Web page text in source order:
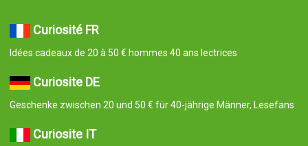
Curiosité FR
Idées cadeaux de 20 à 50 € hommes 40 ans lectrices
Curiosite DE
Geschenke zwischen 20 und 50 € für 40-jährige Männer, Lesefans
Curiosite IT